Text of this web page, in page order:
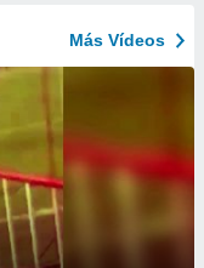
Más Vídeos